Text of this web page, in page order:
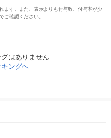
ます。また、表示よりも付与数、付与率が少
ご確認ください。
はありません
ングへ